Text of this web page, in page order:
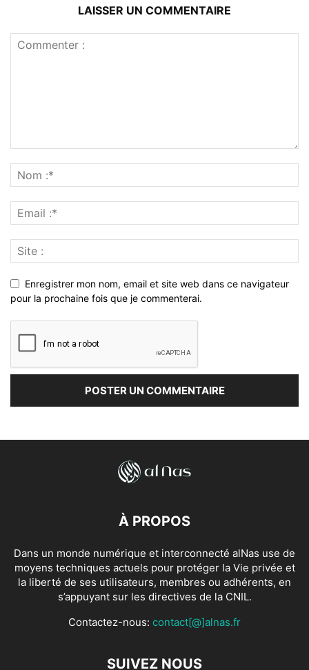
LAISSER UN COMMENTAIRE
Enregistrer mon nom, email et site web dans ce navigateur
pour la prochaine fois que je commenterai.
À PROPOS
Dans un monde numérique et interconnecté alNas use de
moyens techniques actuels pour protéger la Vie privée et
la liberté de ses utilisateurs, membres ou adhérents, en
s’appuyant sur les directives de la CNIL.
Contactez-nous: contact[@]alnas.fr
SUIVEZ NOUS